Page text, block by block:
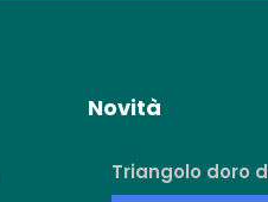
Novità
Triangolo doro